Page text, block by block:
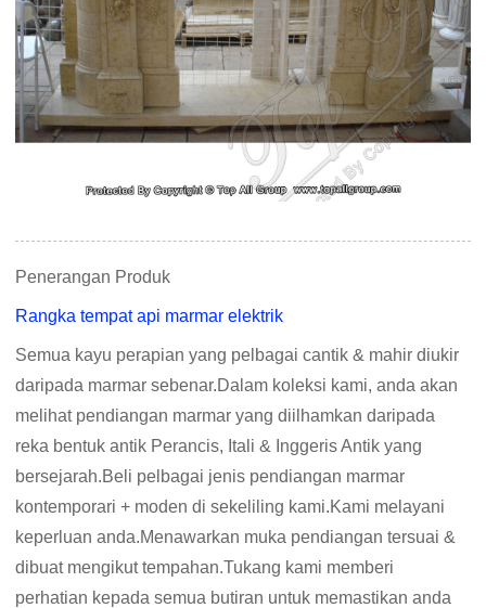
Penerangan Produk
Rangka tempat api marmar elektrik
Semua kayu perapian yang pelbagai cantik & mahir diukir
daripada marmar sebenar.Dalam koleksi kami, anda akan
melihat pendiangan marmar yang diilhamkan daripada
reka bentuk antik Perancis, Itali & Inggeris Antik yang
bersejarah.Beli pelbagai jenis pendiangan marmar
kontemporari + moden di sekeliling kami.Kami melayani
keperluan anda.Menawarkan muka pendiangan tersuai &
dibuat mengikut tempahan.Tukang kami memberi
perhatian kepada semua butiran untuk memastikan anda